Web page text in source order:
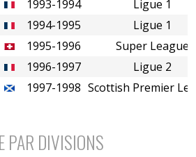
1993-1994
Ligue 1
1994-1995
Ligue 1
1995-1996
Super League
1996-1997
Ligue 2
1997-1998 Scottish Premier
PAR DIVISIONS